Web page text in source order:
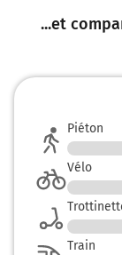
...et
Piéton
Vélo
Train